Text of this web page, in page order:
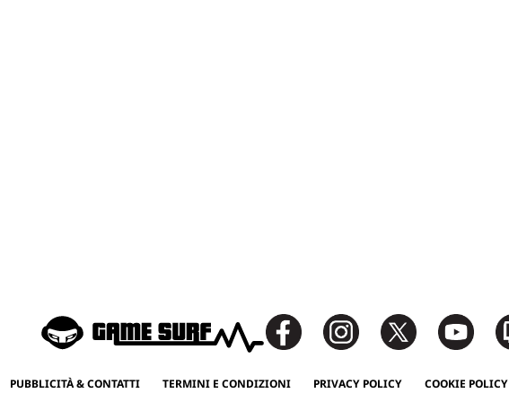
PUBBLICITÀ & CONTATTI TERMINI E CONDIZIONI PRIVACY POLICY COOKIE POLICY